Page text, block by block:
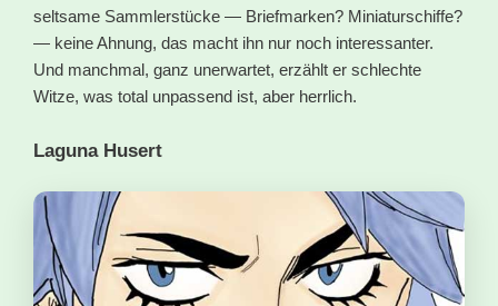
seltsame Sammlerstücke — Briefmarken? Miniaturschiffe?
— keine Ahnung, das macht ihn nur noch interessanter.
Und manchmal, ganz unerwartet, erzählt er schlechte
Witze, was total unpassend ist, aber herrlich.
Laguna Husert